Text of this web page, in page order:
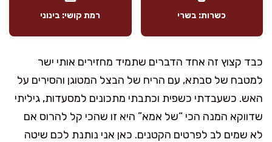
כשרות: בשרי רמת קושי: בינוני
כבד קצוץ זה אחד הדברים שתמיד מחזירים אותי ישר
למטבח של סבתא, עם הריח של הבצל המטוגן והסירים על
האש. כשעבדתי כשפית וכתבתי מתכונים למסעדות, גיליתי
שדווקא המנה הכי “של אמא” היא זו שהכי קל להרוס אם
לא שמים לב לפרטים הקטנים. כאן אני נותנת לכם שיטה